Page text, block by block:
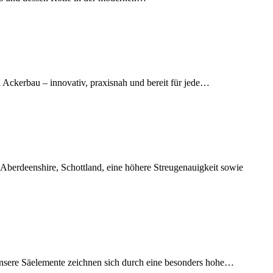
– innovativ, praxisnah und bereit für jede…
Schottland, eine höhere Streugenauigkeit sowie
Säelemente zeichnen sich durch eine besonders hohe…